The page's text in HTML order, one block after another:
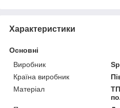
Характеристики
Основні
Виробник
Країна виробник
Матеріал